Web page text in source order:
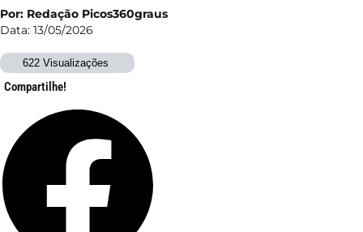
Por: Redação Picos360graus
Data: 13/05/2026
622 Visualizações
Compartilhe!